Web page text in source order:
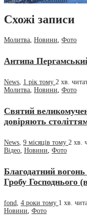
Схожі записи
Молитва, Новини, Фото
Антипа
News, 1 рік тому 2 хв.
Молитва, Новини, Фото
Святий
довіряють
News, 9 місяців тому 2 хв.
Відео, Новини, Фото
Благодатний
Гробу Господнього
fond, 4 роки тому 1 хв.
Новини, Фото